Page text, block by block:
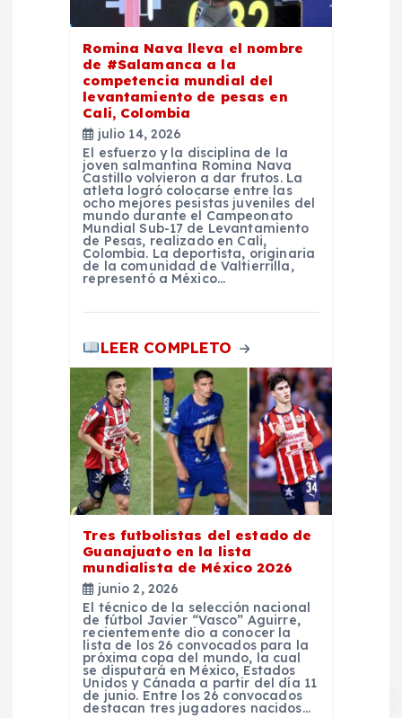
Romina Nava lleva el nombre
de #Salamanca a la
competencia mundial del
levantamiento de pesas en
Cali, Colombia
julio 14, 2026
El esfuerzo y la disciplina de la
joven salmantina Romina Nava
Castillo volvieron a dar frutos. La
atleta logró colocarse entre las
ocho mejores pesistas juveniles del
mundo durante el Campeonato
Mundial Sub-17 de Levantamiento
de Pesas, realizado en Cali,
Colombia. La deportista, originaria
de la comunidad de Valtierrilla,
representó a México…
LEER COMPLETO
Tres futbolistas del estado de
Guanajuato en la lista
mundialista de México 2026
junio 2, 2026
El técnico de la selección nacional
de fútbol Javier “Vasco” Aguirre,
recientemente dio a conocer la
lista de los 26 convocados para la
próxima copa del mundo, la cual
se disputará en México, Estados
Unidos y Cánada a partir del día 11
de junio. Entre los 26 convocados
destacan tres jugadores nacidos…